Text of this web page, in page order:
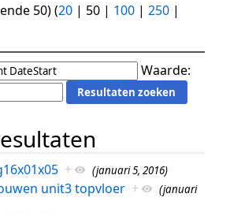
50) (20 | 50 | 100 | 250 |
Waarde:
+ (januari 5, 2016)
unit3 topvloer +
(januari